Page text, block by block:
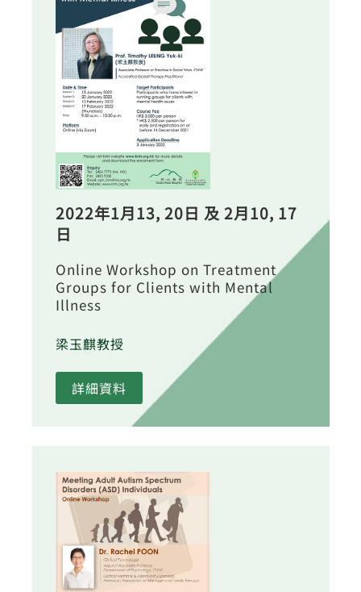
2022年1月13, 20日 及 2月10, 17
日
Online Workshop on Treatment
Groups for Clients with Mental
Illness
梁玉麒教授
詳細資料